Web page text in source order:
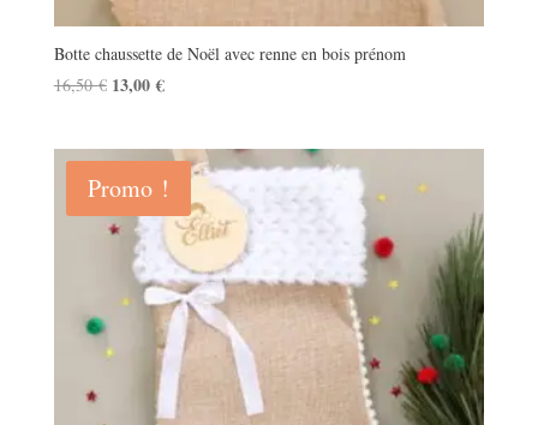
Botte chaussette de Noël avec renne en bois prénom
16,50€ Le
était :
16,50 €.
13,00€Le
est :
13,00 €.
Promo !